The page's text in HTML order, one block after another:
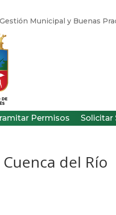
Gestión Municipal y Buenas
Permisos Solicitar
del Río